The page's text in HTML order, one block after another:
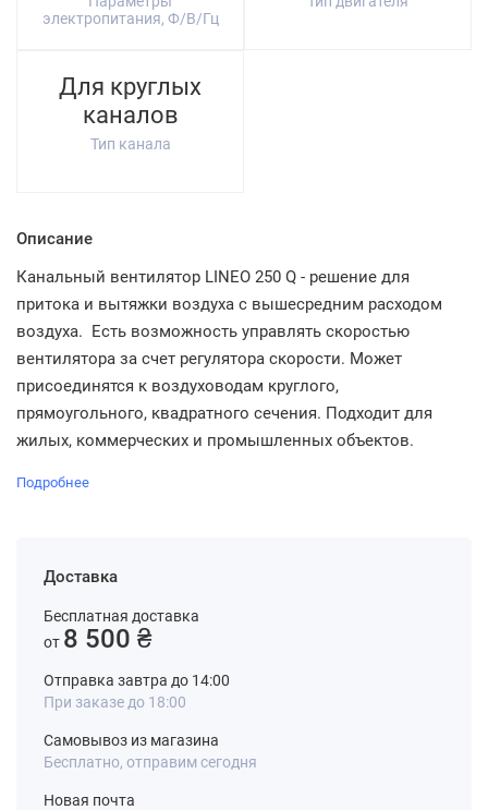
электропитания, Ф/В/Гц
Для круглых
каналов
Тип канала
Описание
Канальный вентилятор LINEO 250 Q - решение для
притока и вытяжки воздуха с вышесредним расходом
воздуха. Есть возможность управлять скоростью
вентилятора за счет регулятора скорости. Может
присоединятся к воздуховодам круглого,
прямоугольного, квадратного сечения. Подходит для
жилых, коммерческих и промышленных объектов.
Подробнее
Доставка
Бесплатная доставка
от 8 500 ₴
Отправка завтра до 14:00
При заказе до 18:00
Самовывоз из магазина
Бесплатно, отправим сегодня
Новая почта